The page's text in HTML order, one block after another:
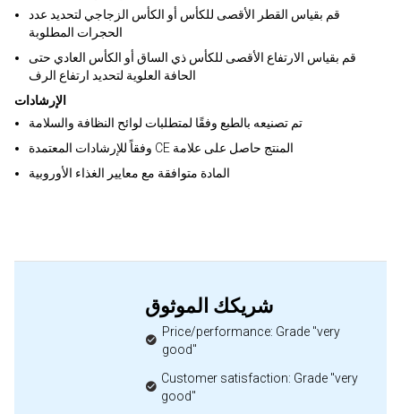
قم بقياس القطر الأقصى للكأس أو الكأس الزجاجي لتحديد عدد
الحجرات المطلوبة
قم بقياس الارتفاع الأقصى للكأس ذي الساق أو الكأس العادي حتى
الحافة العلوية لتحديد ارتفاع الرف
الإرشادات
تم تصنيعه بالطبع وفقًا لمتطلبات لوائح النظافة والسلامة
وفقاً للإرشادات المعتمدة CE المنتج حاصل على علامة
المادة متوافقة مع معايير الغذاء الأوروبية
شريكك الموثوق
Price/performance: Grade "very
good"
Customer satisfaction: Grade "very
good"